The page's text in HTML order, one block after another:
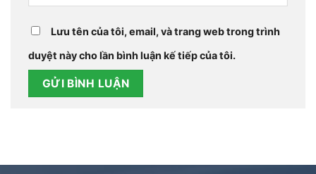
Lưu tên của tôi, email, và trang web trong trình
duyệt này cho lần bình luận kế tiếp của tôi.